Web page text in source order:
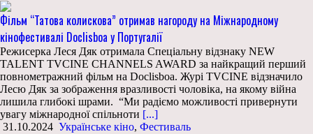
Фільм “Татова колискова” отримав нагороду на Міжнародному
кінофестивалі Doclisboa у Португалії
Режисерка Леся Дяк отримала Спеціальну відзнаку NEW
TALENT TVCINE CHANNELS AWARD за найкращий перший
повнометражний фільм на Doclisboa. Журі TVCINE відзначило
Лесю Дяк за зображення вразливості чоловіка, на якому війна
лишила глибокі шрами. “Ми радіємо можливості привернути
увагу міжнародної спільноти [...]
31.10.2024 Українське кіно, Фестиваль